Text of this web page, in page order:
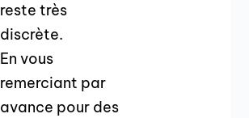
reste très
discrète.
En vous
remerciant par
avance pour des